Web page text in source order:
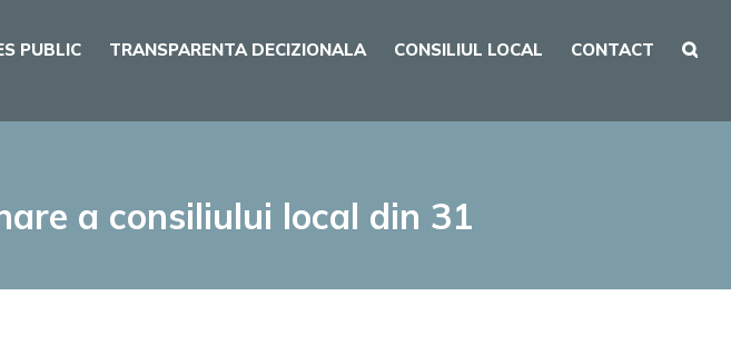
PUBLIC TRANSPARENTA DECIZIONALA CONSILIUL LOCAL CONTACT
a consiliului local din 31